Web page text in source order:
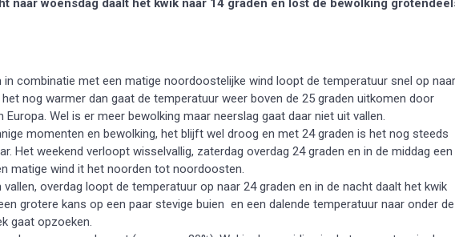
naar woensdag daalt het kwik naar 14 graden en lost de bewolking
combinatie met een matige noordoostelijke wind loopt de temperatuur snel op naar
nog warmer dan gaat de temperatuur weer boven de 25 graden uitkomen door
Wel is er meer bewolking maar neerslag gaat daar niet uit vallen.
momenten en bewolking, het blijft wel droog en met 24 graden is het nog steeds
Het weekend verloopt wisselvallig, zaterdag overdag 24 graden en in de middag een
matige wind it het noorden tot noordoosten.
overdag loopt de temperatuur op naar 24 graden en in de nacht daalt het kwik
grotere kans op een paar stevige buien en een dalende temperatuur naar onder de
gaat opzoeken.